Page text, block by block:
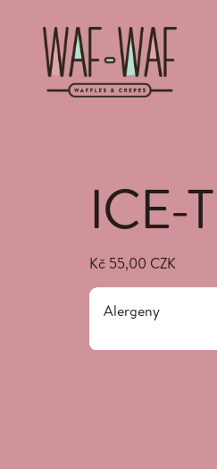
ICE-
Kč 55,00 CZK
Alergeny